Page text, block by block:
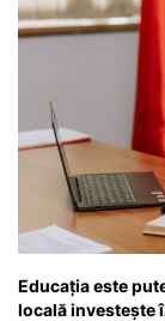
Educația este
locală investește